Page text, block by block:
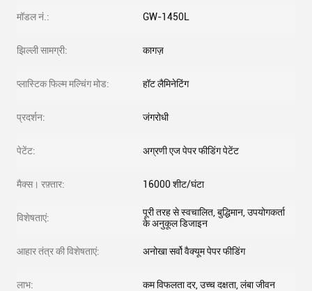
मॉडल नं.: GW-1450L
झिल्ली सामग्री: कागज़
प्लास्टिक फिल्म मल्चिंग मोड: हॉट लैमिनेटिंग
प्रदर्शन: जंगरोधी
पेटेंट: अग्रणी एज पेपर फीडिंग पेटेंट
मैक्स। रफ़्तार: 16000 शीट/घंटा
विशेषताएं:
पूरी तरह से स्वचालित, बुद्धिमान, उपयोगकर्ता
के अनुकूल डिजाइन
आहार तंत्र की विशेषताएं: अनोखा सर्वो वैक्यूम पेपर फीडिंग
लाभ: कम विफलता दर, उच्च दक्षता, लंबा जीवन